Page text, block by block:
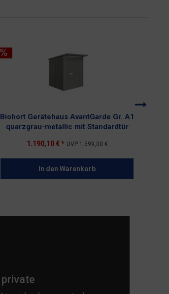
Biohort Gerätehaus AvantGarde Gr. A1
quarzgrau-metallic mit Standardtür
1.190,10 € * UVP 1.599,00 €
In den Warenkorb